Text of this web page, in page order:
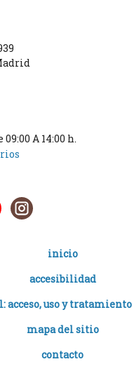
A 14:00 h.
inicio
accesibilidad
acceso, uso y
mapa del sitio
contacto